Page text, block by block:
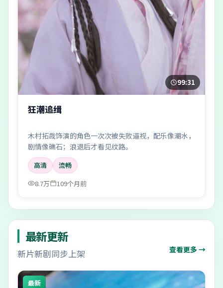
99:31
狂潮追缉
木村拓哉饰演的角色一次次被失败逼视，配乐像潮水，
剧情像礁石；浪退后才看见纹路。
高清
流畅
8.7万
109个月前
最新更新
新片新剧同步上架 查看更多 →
最新